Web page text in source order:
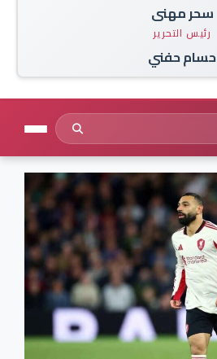
سحر مهنى
رئيس التحرير
حسام حفني